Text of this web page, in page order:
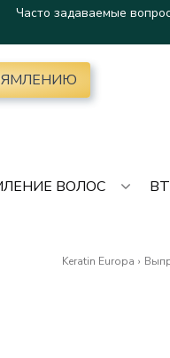
Часто задаваемые
ВОЛОС
Keratin Europa ›